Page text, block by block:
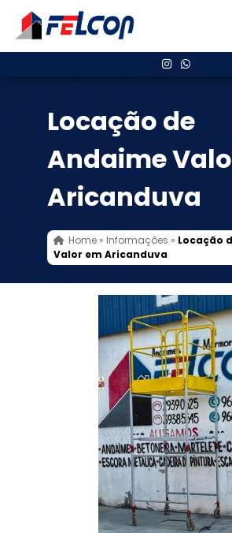
Locação de
Andaime
Aricanduva
Home» Informações » Locação
Valor em Aricanduva